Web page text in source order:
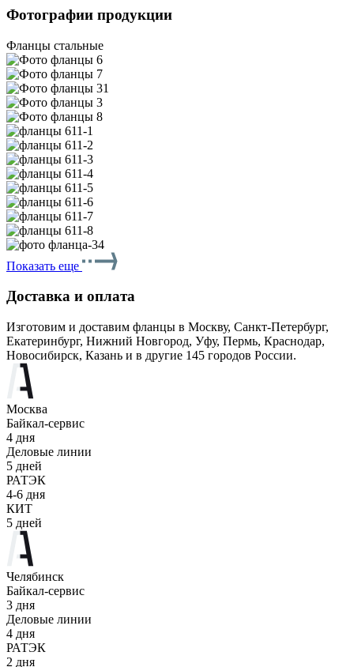
Фотографии продукции
Фланцы стальные
Показать еще
Доставка и оплата
Изготовим и доставим фланцы в Москву, Санкт-Петербург,
Екатеринбург, Нижний Новгород, Уфу, Пермь, Краснодар,
Новосибирск, Казань и в другие 145 городов России.
Москва
Байкал-сервис
4 дня
Деловые линии
5 дней
РАТЭК
4-6 дня
КИТ
5 дней
Челябинск
Байкал-сервис
3 дня
Деловые линии
4 дня
РАТЭК
2 дня